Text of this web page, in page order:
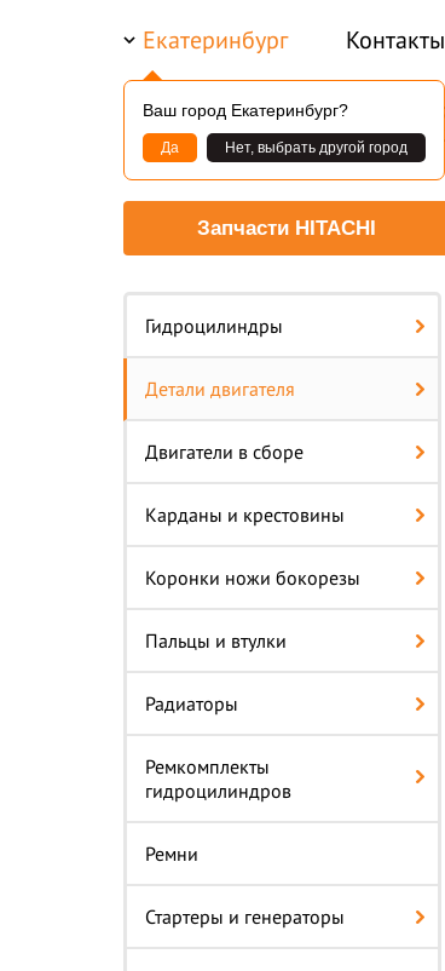
Екатеринбург
Ваш город Екатеринбург?
Да Нет, выбрать другой город
Контакты
Запчасти HITACHI
Гидроцилиндры
Детали двигателя
Двигатели в сборе
Карданы и крестовины
Коронки ножи бокорезы
Пальцы и втулки
Радиаторы
Ремкомплекты
гидроцилиндров
Ремни
Стартеры и генераторы